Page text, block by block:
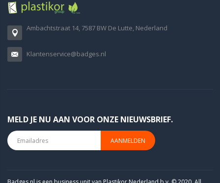
Ambachtstraat 14, 7587 BW De Lutte, Nederland
Klantenservice@badges.nl
MELD JE NU AAN VOOR ONZE NIEUWSBRIEF.
AANMELDEN